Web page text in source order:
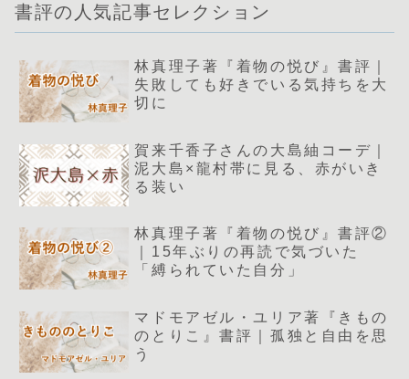
書評の人気記事セレクション
林真理子著『着物の悦び』書評｜
失敗しても好きでいる気持ちを大
切に
賀来千香子さんの大島紬コーデ｜
泥大島×龍村帯に見る、赤がいき
る装い
林真理子著『着物の悦び』書評②
｜15年ぶりの再読で気づいた
「縛られていた自分」
マドモアゼル・ユリア著『きもの
のとりこ』書評｜孤独と自由を思
う